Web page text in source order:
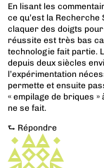
En lisant les
ce qu’est la
claquer des doigts
réussite est très bas
technologie fait partie.
depuis deux siècles
l’expérimentation
permette et ensuite
« empilage de briques
ne se fait.
⮑ Répondre